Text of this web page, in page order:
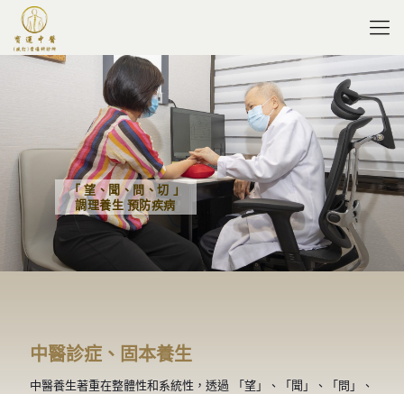
「 望、聞、問、切 」
調理養生 預防疾病
中醫診症、固本養生
中醫養生著重在整體性和系統性，透過 「望」、「聞」、「問」、